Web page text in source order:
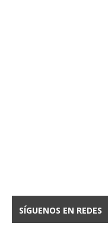
SÍGUENOS EN REDES